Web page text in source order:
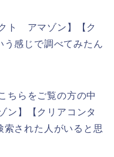
ト アマゾン】【ク
感じで調べてみたん
ちらをご覧の方の中
】【クリアコンタ
された人がいると思